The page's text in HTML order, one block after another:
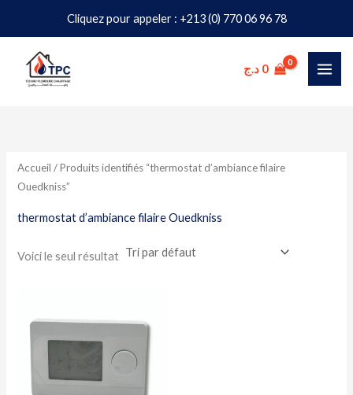
Cliquez pour appeler : +213 (0) 770 06 96 78
contenu
0 د.ج
Accueil / Produits identifiés “thermostat d’ambiance filaire
Ouedkniss”
thermostat d’ambiance filaire Ouedkniss
Voici le seul résultat